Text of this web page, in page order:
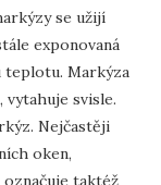
se užijí
exponovaná
teplotu. Markýza
vytahuje svisle.
Nejčastěji
oken,
označuje taktéž